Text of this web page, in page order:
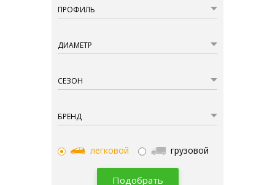
ПРОФИЛЬ
ДИАМЕТР
СЕЗОН
БРЕНД
легковой грузовой
Подобрать